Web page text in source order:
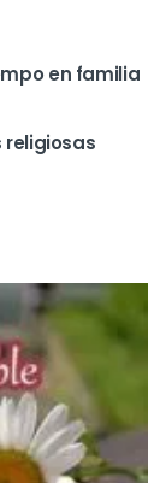
en familia